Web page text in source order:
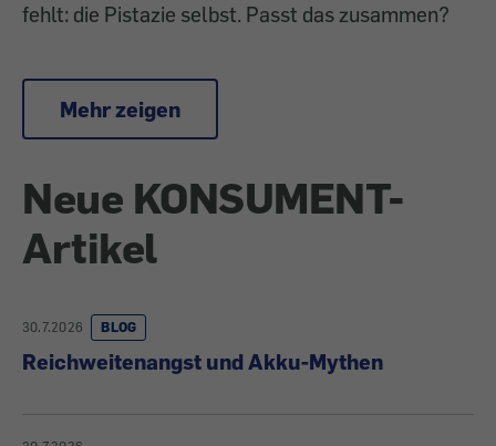
fehlt: die Pistazie selbst. Passt das zusammen?
Mehr zeigen
Neue KONSUMENT-
Artikel
30.7.2026 BLOG
Reichweitenangst und Akku-Mythen